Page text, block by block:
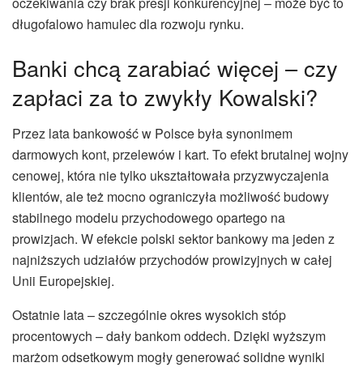
długofalowo hamulec dla rozwoju rynku.
Banki chcą zarabiać więcej – czy
zapłaci za to zwykły Kowalski?
Przez lata bankowość w Polsce była synonimem
darmowych kont, przelewów i kart. To efekt brutalnej wojny
cenowej, która nie tylko ukształtowała przyzwyczajenia
klientów, ale też mocno ograniczyła możliwość budowy
stabilnego modelu przychodowego opartego na
prowizjach. W efekcie polski sektor bankowy ma jeden z
najniższych udziałów przychodów prowizyjnych w całej
Unii Europejskiej.
Ostatnie lata – szczególnie okres wysokich stóp
procentowych – dały bankom oddech. Dzięki wyższym
marżom odsetkowym mogły generować solidne wyniki